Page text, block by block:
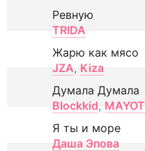
Ревную
TRIDA
Жарю как мясо
JZA, Kiza
Думала Думала
Blockkid, MAYOT
Я ты и море
Даша Эпова